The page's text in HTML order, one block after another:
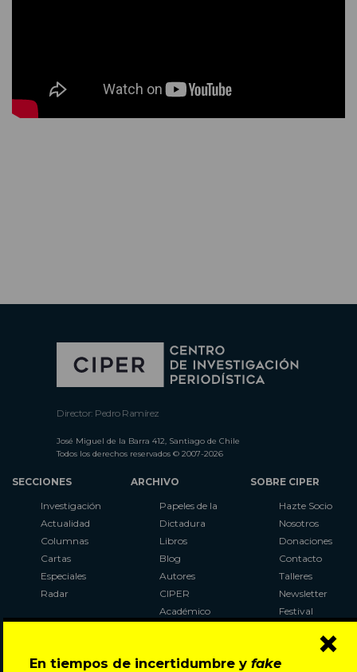
En tiempos de incertidumbre y fake
×
Director: Pedro Ramírez
José Miguel de la Barra 412, Santiago de Chile
Todos los derechos reservados © 2007-2026
SECCIONES
Investigación
Actualidad
Columnas
Cartas
Especiales
Radar
ARCHIVO
Papeles de la
Dictadura
Libros
Blog
Autores
CIPER
Académico
Al Plebiscito
SOBRE CIPER
Hazte Socio
Nosotros
Donaciones
Contacto
Talleres
Newsletter
Festival